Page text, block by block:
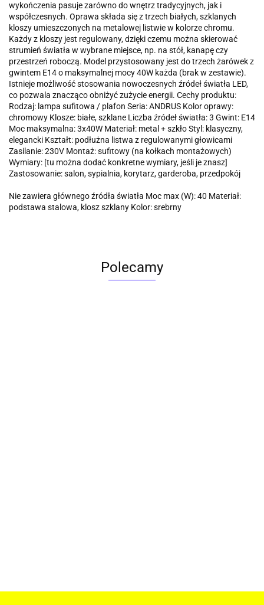
wykończenia pasuje zarówno do wnętrz tradycyjnych, jak i
współczesnych. Oprawa składa się z trzech białych, szklanych
kloszy umieszczonych na metalowej listwie w kolorze chromu.
Każdy z kloszy jest regulowany, dzięki czemu można skierować
strumień światła w wybrane miejsce, np. na stół, kanapę czy
przestrzeń roboczą. Model przystosowany jest do trzech żarówek z
gwintem E14 o maksymalnej mocy 40W każda (brak w zestawie).
Istnieje możliwość stosowania nowoczesnych źródeł światła LED,
co pozwala znacząco obniżyć zużycie energii. Cechy produktu:
Rodzaj: lampa sufitowa / plafon Seria: ANDRUS Kolor oprawy:
chromowy Klosze: białe, szklane Liczba źródeł światła: 3 Gwint: E14
Moc maksymalna: 3x40W Materiał: metal + szkło Styl: klasyczny,
elegancki Kształt: podłużna listwa z regulowanymi głowicami
Zasilanie: 230V Montaż: sufitowy (na kołkach montażowych)
Wymiary: [tu można dodać konkretne wymiary, jeśli je znasz]
Zastosowanie: salon, sypialnia, korytarz, garderoba, przedpokój
Nie zawiera głównego źródła światła Moc max (W): 40 Materiał:
podstawa stalowa, klosz szklany Kolor: srebrny
Polecamy